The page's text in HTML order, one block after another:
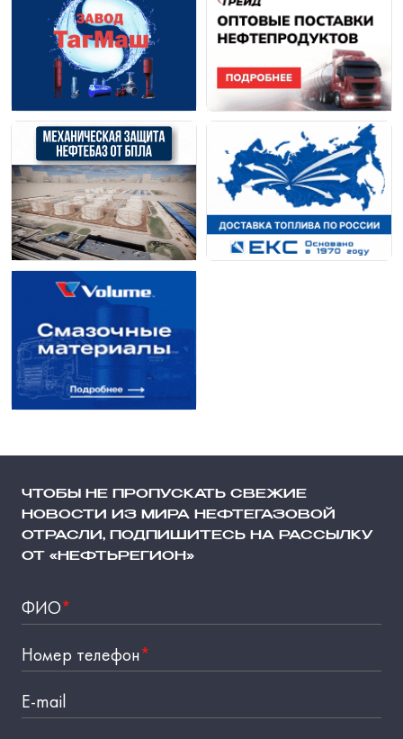
ЧТОБЫ НЕ ПРОПУСКАТЬ СВЕЖИЕ
НОВОСТИ ИЗ МИРА НЕФТЕГАЗОВОЙ
ОТРАСЛИ, ПОДПИШИТЕСЬ НА РАССЫЛКУ
ОТ «НЕФТЬРЕГИОН»
ФИО*
Номер телефон*
E-mail